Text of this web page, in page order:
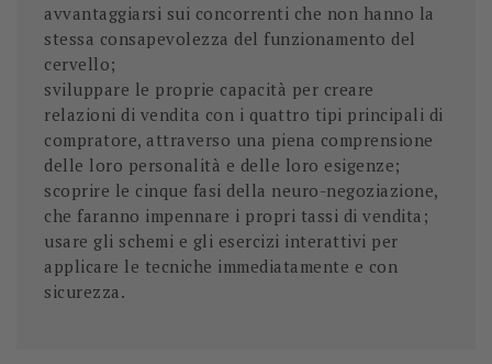
avvantaggiarsi sui concorrenti che non hanno la
stessa consapevolezza del funzionamento del
cervello;
sviluppare le proprie capacità per creare
relazioni di vendita con i quattro tipi principali di
compratore, attraverso una piena comprensione
delle loro personalità e delle loro esigenze;
scoprire le cinque fasi della neuro-negoziazione,
che faranno impennare i propri tassi di vendita;
usare gli schemi e gli esercizi interattivi per
applicare le tecniche immediatamente e con
sicurezza.